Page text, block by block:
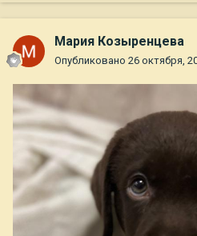
Мария Козыренцева
Опубликовано 26 октября,